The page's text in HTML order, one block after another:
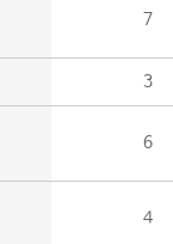
7
3
6
4